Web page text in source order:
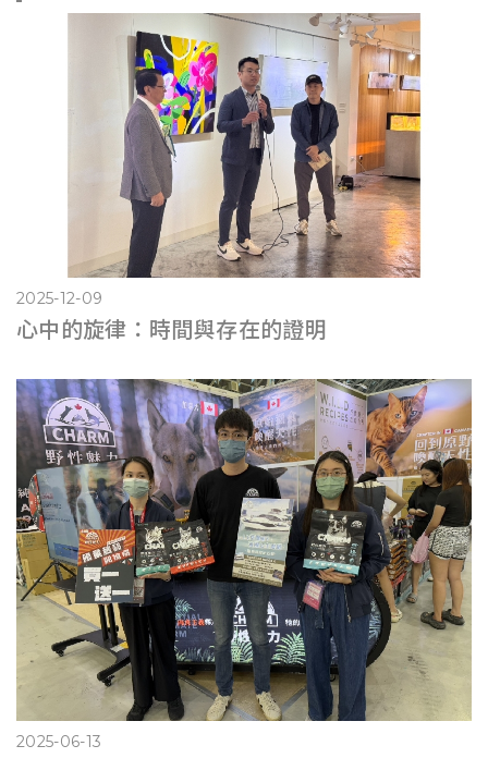
2025-12-09
心中的旋律：時間與存在的證明
2025-06-13